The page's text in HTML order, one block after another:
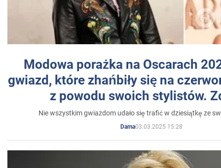
Modowa porażka na Oscarach
gwiazd, które zhańbiły się na
z powodu swoich stylistów.
Nie wszystkim gwiazdom udało się trafić w dziesiątkę ze
Dama03.03.2025 15:28